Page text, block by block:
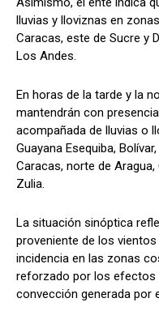
lluvias y lloviznas en
Caracas, este de Sucre y
Los Andes.
En horas de la tarde y la
mantendrán con
acompañada de lluvias o
Guayana Esequiba,
Caracas, norte de
Zulia.
La situación sinóptica
proveniente de los
incidencia en las zonas
reforzado por los efectos
convección generada por